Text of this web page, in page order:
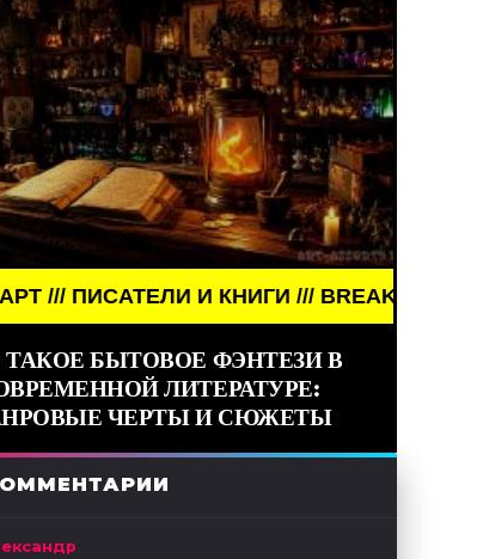
И КНИГИ /// BREAKING NEWS ///
ТАКОЕ БЫТОВОЕ ФЭНТЕЗИ В
ЛИТЕРАТУРЕ:
ЧЕРТЫ И СЮЖЕТЫ